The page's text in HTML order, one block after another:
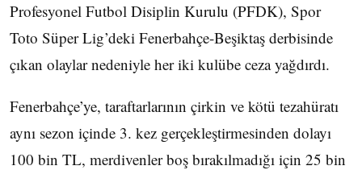
Profesyonel Futbol Disiplin Kurulu (PFDK), Spor
Toto Süper Lig’deki Fenerbahçe-Beşiktaş derbisinde
çıkan olaylar nedeniyle her iki kulübe ceza yağdırdı.
Fenerbahçe’ye, taraftarlarının çirkin ve kötü tezahüratı
aynı sezon içinde 3. kez gerçekleştirmesinden dolayı
100 bin TL, merdivenler boş bırakılmadığı için 25 bin